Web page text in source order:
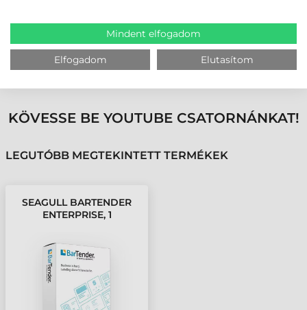
MEGBÍZHAT BENNÜNK! ISMERJE MEG
KÖVESSE BE YOUTUBE CSATORNÁNKAT!
LEGUTÓBB MEGTEKINTETT TERMÉKEK
SEAGULL BARTENDER
ENTERPRISE, 1
Mindent elfogadom
Elfogadom Elutasítom